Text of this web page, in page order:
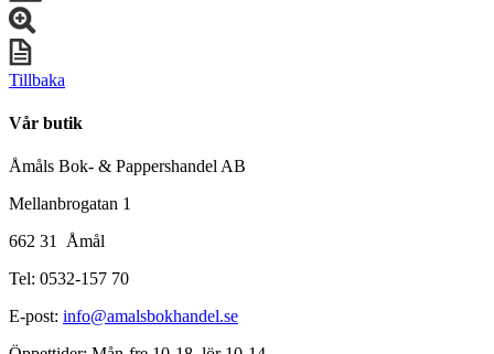
Tillbaka
Vår butik
Åmåls Bok- & Pappershandel AB
Mellanbrogatan 1
662 31 Åmål
Tel: 0532-157 70
E-post: info@amalsbokhandel.se